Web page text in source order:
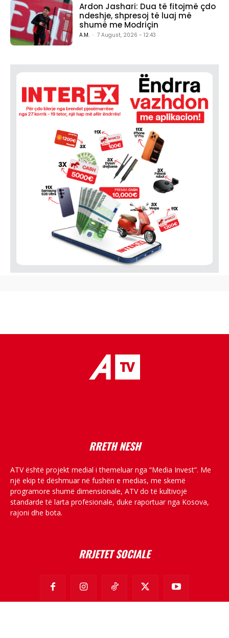
Ardon Jashari: Dua të fitojmë çdo
ndeshje, shpresoj të luaj më
shumë me Modriçin
A.M. - 7 August, 2026 - 12:43
RRETH NESH
ATV është projekt medial i themeluar nga “Media Invest”. Me
një ekip të dëshmuar në fushën e medias, me skemë
programore shumë dimensionale, ATV do të kultivojë
standarde të larta profesionale, duke raportuar nga Kosova,
rajoni dhe bota.
RRJETET SOCIALE